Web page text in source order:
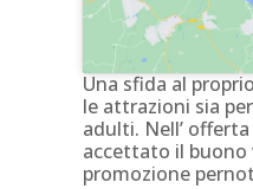
Una sfida al
le attrazioni sia
adulti. Nell’
accettato il buono
promozione